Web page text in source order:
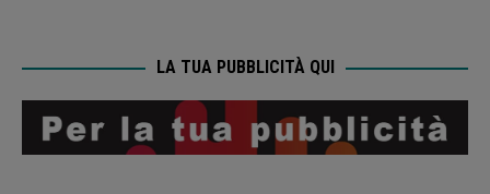
LA TUA PUBBLICITÀ QUI